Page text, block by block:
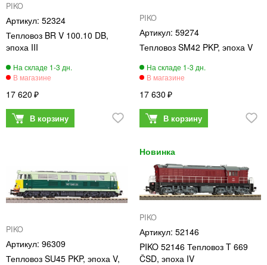
PIKO
52324
Тепловоз BR V 100.10 DB,
эпоха III
17 620
PIKO
59274
Тепловоз SM42 PKP, эпоха V
17 630
PIKO
96309
Тепловоз SU45 PKP, эпоха V,
PIKO
52146
PIKO 52146 Тепловоз T 669
ČSD, эпоха IV